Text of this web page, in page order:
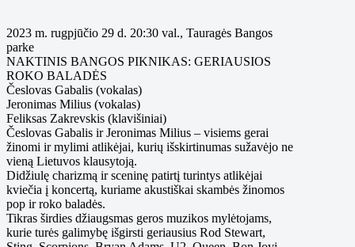
2023 m. rugpjūčio 29 d. 20:30 val., Tauragės Bangos
parke
NAKTINIS BANGOS PIKNIKAS: GERIAUSIOS
ROKO BALADĖS
Česlovas Gabalis (vokalas)
Jeronimas Milius (vokalas)
Feliksas Zakrevskis (klavišiniai)
Česlovas Gabalis ir Jeronimas Milius – visiems gerai
žinomi ir mylimi atlikėjai, kurių išskirtinumas sužavėjo ne
vieną Lietuvos klausytoją.
Didžiulę charizmą ir sceninę patirtį turintys atlikėjai
kviečia į koncertą, kuriame akustiškai skambės žinomos
pop ir roko baladės.
Tikras širdies džiaugsmas geros muzikos mylėtojams,
kurie turės galimybę išgirsti geriausius Rod Stewart,